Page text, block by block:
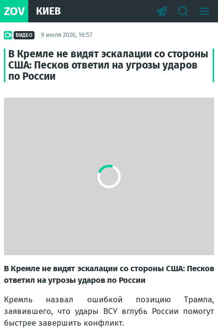
ZOV КИЕВ
ВИДЕО 9 июля 2026, 16:57
В Кремле не видят эскалации со стороны
США: Песков ответил на угрозы ударов
по России
В Кремле не видят эскалации со стороны США: Песков
ответил на угрозы ударов по России
Кремль назвал ошибкой позицию Трампа,
заявившего, что удары ВСУ вглубь России помогут
быстрее завершить конфликт.